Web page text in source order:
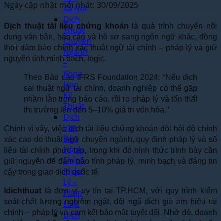
Xã Hội
Dịch
Thuật
Chuyên
Ngành
–
Khoa
Học
Kỹ
Thuật
Dịch
Văn
Bản
Hành
Chính
Pháp
Lý –
Pháp
Luật
Dịch
Ngày cập nhật mới nhất: 30/09/2025
Dịch thuật tài liệu chứng khoán là quá trình chuyển nội
dung văn bản, báo cáo và hồ sơ sang ngôn ngữ khác, đồng
thời đảm bảo chính xác thuật ngữ tài chính – pháp lý và giữ
nguyên tính minh bạch, logic.
Theo Báo cáo IFRS Foundation 2024: “Nếu dịch
sai thuật ngữ tài chính, doanh nghiệp có thể gặp
nhầm lẫn trong báo cáo, rủi ro pháp lý và tổn thất
thị trường lên đến 5–10% giá trị vốn hóa.”
Chính vì vậy, việc dịch tài liệu chứng khoán đòi hỏi độ chính
xác cao do thuật ngữ chuyên ngành, quy định pháp lý và số
liệu tài chính phức tạp, trong khi đó hình thức trình bày cần
giữ nguyên để đảm bảo tính pháp lý, minh bạch và đáng tin
cậy trong giao dịch quốc tế.
Idichthuat là đơn vị uy tín tại TP.HCM, với quy trình kiểm
soát chất lượng nghiêm ngặt, đội ngũ dịch giả am hiểu tài
chính – pháp lý và cam kết bảo mật tuyệt đối. Nhờ đó, doanh